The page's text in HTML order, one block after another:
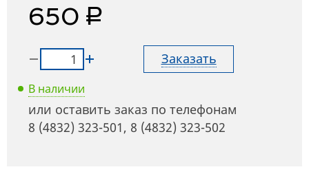
650 руб.
Заказать
В наличии
или оставить заказ по телефонам
8 (4832) 323-501, 8 (4832) 323-502